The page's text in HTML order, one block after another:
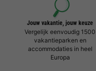
Jouw vakantie, jouw keuze
Vergelijk eenvoudig 1500
vakantieparken en
accommodaties in heel
Europa